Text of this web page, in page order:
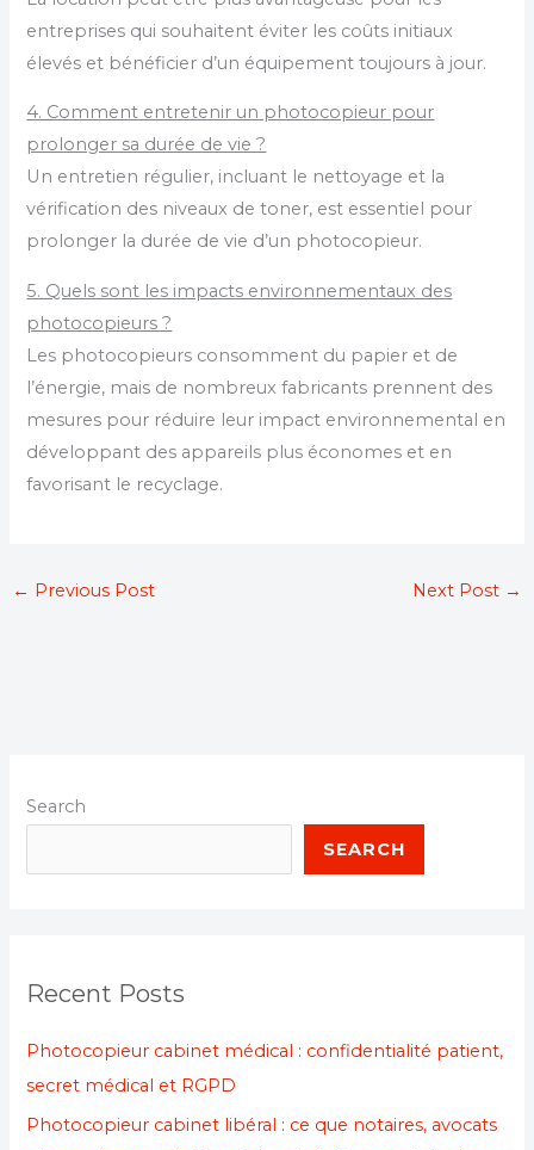
entreprises qui souhaitent éviter les coûts initiaux
élevés et bénéficier d’un équipement toujours à jour.
4. Comment entretenir un photocopieur pour
prolonger sa durée de vie ?
Un entretien régulier, incluant le nettoyage et la
vérification des niveaux de toner, est essentiel pour
prolonger la durée de vie d’un photocopieur.
5. Quels sont les impacts environnementaux des
photocopieurs ?
Les photocopieurs consomment du papier et de
l’énergie, mais de nombreux fabricants prennent des
mesures pour réduire leur impact environnemental en
développant des appareils plus économes et en
favorisant le recyclage.
← Previous Post Next Post →
Search
SEARCH
Recent Posts
Photocopieur cabinet médical : confidentialité patient,
secret médical et RGPD
Photocopieur cabinet libéral : ce que notaires, avocats